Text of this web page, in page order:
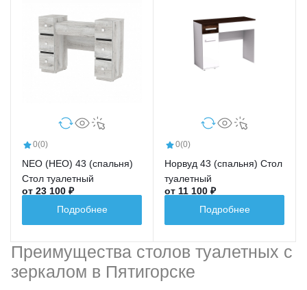
0(0)
NEO (НЕО) 43 (спальня)
Стол туалетный
от 23 100 ₽
Подробнее
0(0)
Норвуд 43 (спальня) Стол
туалетный
от 11 100 ₽
Подробнее
Преимущества столов туалетных с
зеркалом в Пятигорске